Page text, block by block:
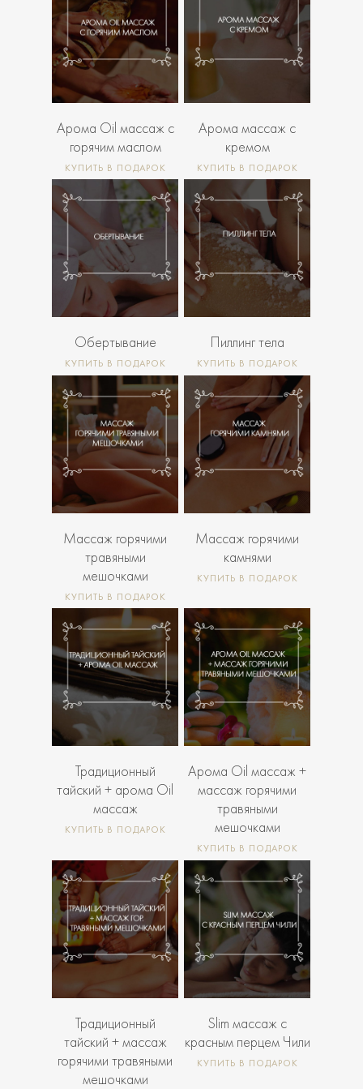
4 300Р
300Р
Арома Oil массаж с
горячим маслом
КУПИТЬ В ПОДАРОК
4 300Р 7
300Р
Арома массаж с
кремом
КУПИТЬ В ПОДАРОК
2 800Р
Обертывание
КУПИТЬ В ПОДАРОК
2 600Р 4
300
Пиллинг тела
КУПИТЬ В ПОДАРОК
4 600Р 6
200Р
Массаж горячими
травяными
мешочками
КУПИТЬ В ПОДАРОК
4 600Р 6
200Р
Массаж горячими
камнями
КУПИТЬ В ПОДАРОК
7 000Р
Традиционный
тайский + арома Oil
массаж
КУПИТЬ В ПОДАРОК
7 500Р
Арома Oil массаж +
массаж горячими
травяными
мешочками
КУПИТЬ В ПОДАРОК
7 200Р
Традиционный
тайский + массаж
горячими травяными
мешочками
3 000Р 5
000Р
Slim массаж с
красным перцем Чили
КУПИТЬ В ПОДАРОК
Главная
Виды Массажа
Подарочный Сертификат
Абонементы
Акции
Этикет
Аренда Мастеров
Контакты